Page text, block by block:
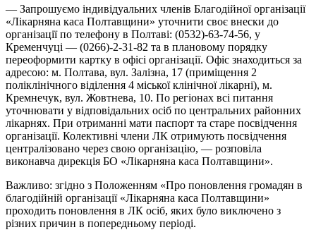
— Запрошуємо індивідуальних членів Благодійної організації
«Лікарняна каса Полтавщини» уточнити своє внески до
організації по телефону в Полтаві: (0532)-63-74-56, у
Кременчуці — (0266)-2-31-82 та в плановому порядку
переоформити картку в офісі організації. Офіс знаходиться за
адресою: м. Полтава, вул. Залізна, 17 (приміщення 2
поліклінічного віділення 4 міської клінічної лікарні), м.
Кремнечук, вул. Жовтнева, 10. По регіонах всі питання
уточнювати у відповідальних осіб по центральних районних
лікарнях. При отриманні мати паспорт та старе посвідчення
організації. Колективні члени ЛК отримують посвідчення
централізовано через свою організацію, — розповіла
виконавча дирекція БО «Лікарняна каса Полтавщини».
Важливо: згідно з Положенням «Про поновлення громадян в
благодійній організації «Лікарняна каса Полтавщини»
проходить поновлення в ЛК осіб, яких було виключено з
різних причин в попередньому періоді.